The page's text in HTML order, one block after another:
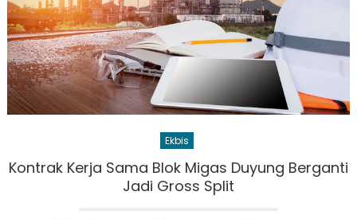
Ekbis
Kontrak Kerja Sama Blok Migas Duyung Berganti
Jadi Gross Split